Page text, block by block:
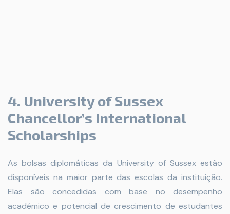
4. University of Sussex
Chancellor’s International
Scholarships
As bolsas diplomáticas da University of Sussex estão
disponíveis na maior parte das escolas da instituição.
Elas são concedidas com base no desempenho
acadêmico e potencial de crescimento de estudantes